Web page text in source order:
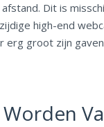
Dit is
high-end
groot zijn